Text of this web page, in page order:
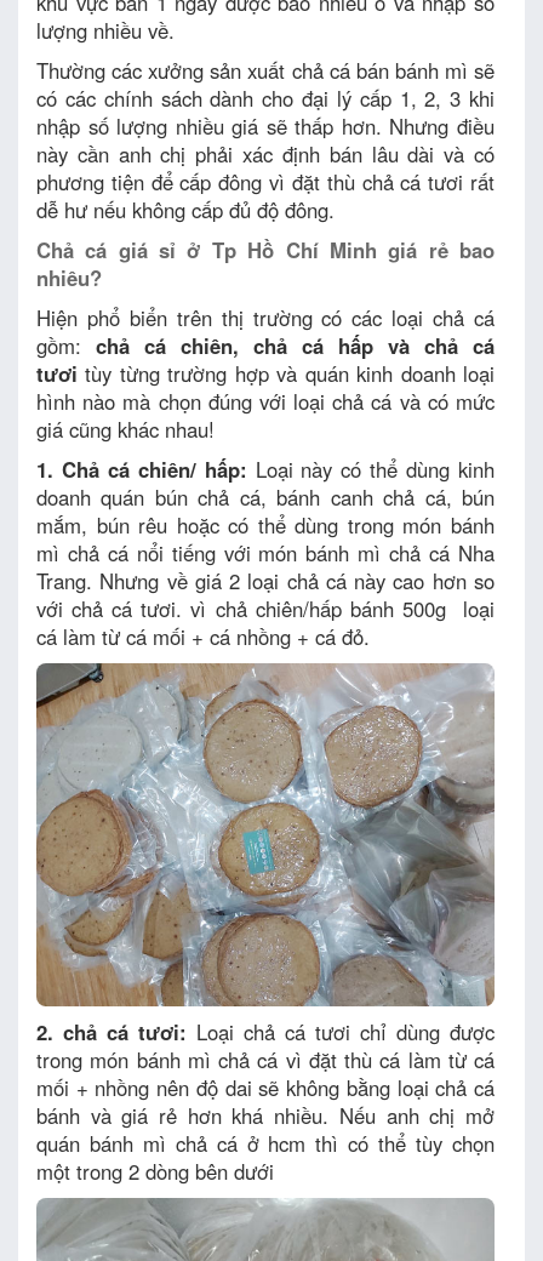
lượng nhiều về.
Thường các xưởng sản xuất chả cá bán bánh mì sẽ
có các chính sách dành cho đại lý cấp 1, 2, 3 khi
nhập số lượng nhiều giá sẽ thấp hơn. Nhưng điều
này cần anh chị phải xác định bán lâu dài và có
phương tiện để cấp đông vì đặt thù chả cá tươi rất
dễ hư nếu không cấp đủ độ đông.
Chả cá giá sỉ ở Tp Hồ Chí Minh giá rẻ bao
nhiêu?
Hiện phổ biển trên thị trường có các loại chả cá
gồm: chả cá chiên, chả cá hấp và chả cá
tươi tùy từng trường hợp và quán kinh doanh loại
hình nào mà chọn đúng với loại chả cá và có mức
giá cũng khác nhau!
1. Chả cá chiên/ hấp: Loại này có thể dùng kinh
doanh quán bún chả cá, bánh canh chả cá, bún
mắm, bún rêu hoặc có thể dùng trong món bánh
mì chả cá nổi tiếng với món bánh mì chả cá Nha
Trang. Nhưng về giá 2 loại chả cá này cao hơn so
với chả cá tươi. vì chả chiên/hấp bánh 500g loại
cá làm từ cá mối + cá nhồng + cá đỏ.
2. chả cá tươi: Loại chả cá tươi chỉ dùng được
trong món bánh mì chả cá vì đặt thù cá làm từ cá
mối + nhồng nên độ dai sẽ không bằng loại chả cá
bánh và giá rẻ hơn khá nhiều. Nếu anh chị mở
quán bánh mì chả cá ở hcm thì có thể tùy chọn
một trong 2 dòng bên dưới